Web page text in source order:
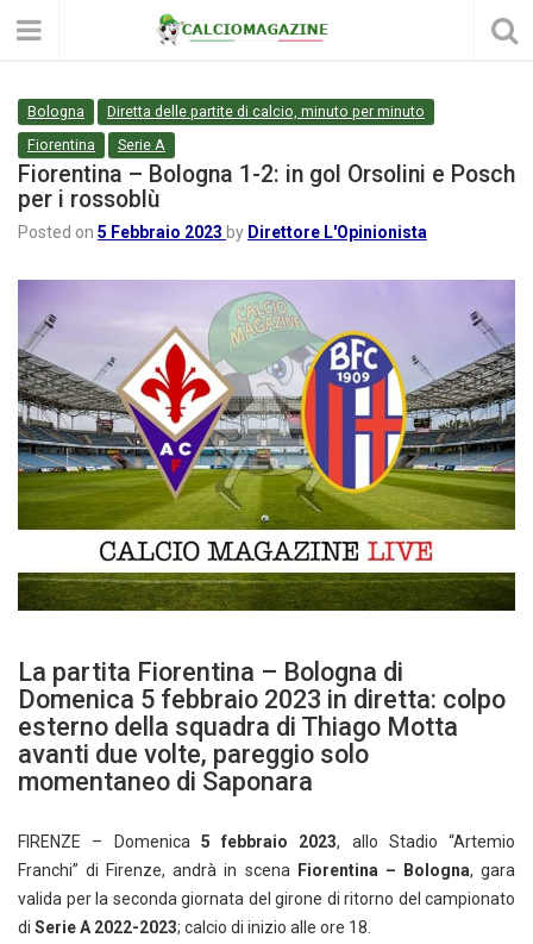
Bologna
Diretta delle partite di calcio, minuto per minuto
Fiorentina
Serie A
Fiorentina – Bologna 1-2: in gol Orsolini e Posch
per i rossoblù
Posted on 5 Febbraio 2023 by Direttore L'Opinionista
La partita Fiorentina – Bologna di
Domenica 5 febbraio 2023 in diretta: colpo
esterno della squadra di Thiago Motta
avanti due volte, pareggio solo
momentaneo di Saponara
FIRENZE – Domenica5 febbraio 2023, allo Stadio “Artemio
Franchi” di Firenze, andrà in scena Fiorentina – Bologna, gara
valida per la seconda giornata del girone di ritorno del campionato
di Serie A 2022-2023; calcio di inizio alle ore 18.